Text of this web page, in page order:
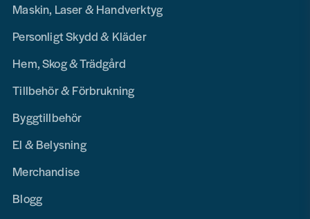
Maskin, Laser & Handverktyg
Personligt Skydd & Kläder
Hem, Skog & Trädgård
Tillbehör & Förbrukning
Byggtillbehör
El & Belysning
Merchandise
Blogg